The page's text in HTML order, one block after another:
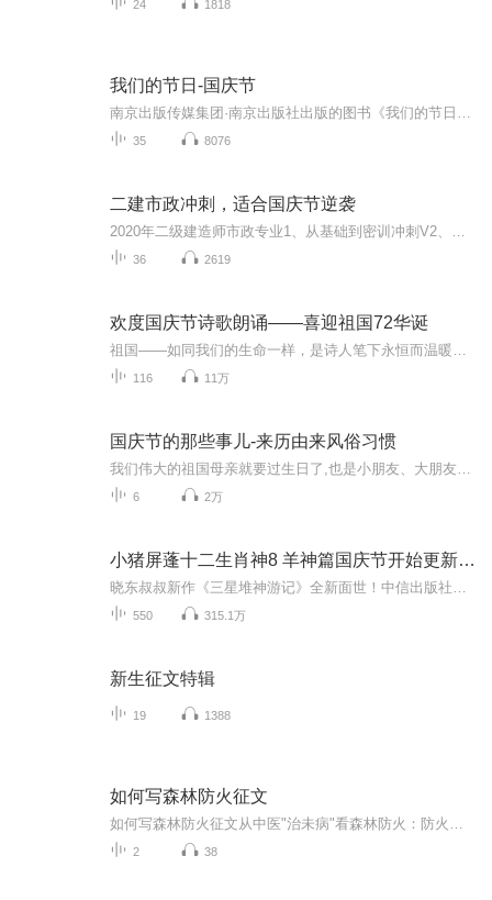
24 1818
我们的节日-国庆节
35 8076
二建市政冲刺，适合国庆节逆袭
36 2619
欢度国庆节诗歌朗诵——喜迎祖国72华诞
116 11万
国庆节的那些事儿-来历由来风俗习惯
6 2万
小猪屏蓬十二生肖神8 羊神篇国庆节开始更新啦！
550 315.1万
新生征文特辑
19 1388
如何写森林防火征文
2 38